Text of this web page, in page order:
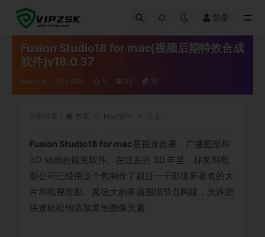
登录
Fusion Studio18 for mac(视频后期特效合成
软件)v18.0.37
Mac软件 4 年前 0 32 10
Fusion Studio18 for mac是视觉效果、广播图形和
3D 动画的领先软件。在过去的 30 年里，好莱坞电
影公司已经用这个包制作了超过一千部世界著名的大
片和电视电影。其强大的界面围绕节点构建，允许您
快速轻松地添加其他图像元素。